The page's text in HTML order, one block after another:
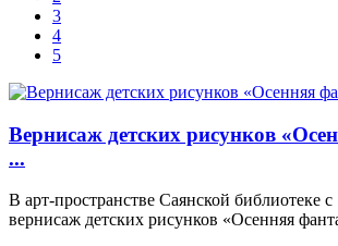
3
4
5
Вернисаж детских рисунков
...
В арт-пространстве Саянской библиотеке
вернисаж детских рисунков «Осенняя